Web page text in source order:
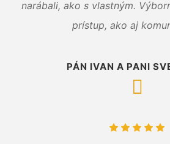
narábali, ako s vlastným.
prístup, ako aj
PÁN IVAN A PANI